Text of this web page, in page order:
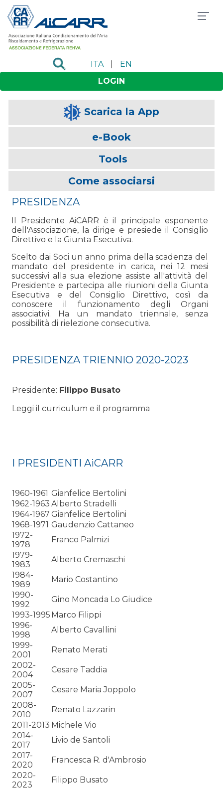
ITA
EN
LOGIN
Scarica la App
e-Book
Tools
Come associarsi
PRESIDENZA
Il Presidente AiCARR è il principale esponente
dell'Associazione, la dirige e presiede il Consiglio
Direttivo e la Giunta Esecutiva.
Scelto dai Soci un anno prima della scadenza del
mandato del presidente in carica, nei 12 mesi
successivi alla sua elezione assiste all'attività del
Presidente e partecipa alle riunioni della Giunta
Esecutiva e del Consiglio Direttivo, così da
conoscere il funzionamento degli Organi
associativi. Ha un mandato triennale, senza
possibilità di rielezione consecutiva.
PRESIDENZA TRIENNIO 2020-2023
Presidente: Filippo Busato
Leggi il curriculum e il programma
I PRESIDENTI AiCARR
1960-1961 Gianfelice Bertolini
1962-1963 Alberto Stradelli
1964-1967 Gianfelice Bertolini
1968-1971 Gaudenzio Cattaneo
1972-
1978
Franco Palmizi
1979-
1983
Alberto Cremaschi
1984-
1989
Mario Costantino
1990-
1992
Gino Moncada Lo Giudice
1993-1995 Marco Filippi
1996-
1998
Alberto Cavallini
1999-
2001
Renato Merati
2002-
2004
Cesare Taddia
2005-
2007
Cesare Maria Joppolo
2008-
2010
Renato Lazzarin
2011-2013 Michele Vio
2014-
2017
Livio de Santoli
2017-
2020
Francesca R. d'Ambrosio
2020-
2023
Filippo Busato